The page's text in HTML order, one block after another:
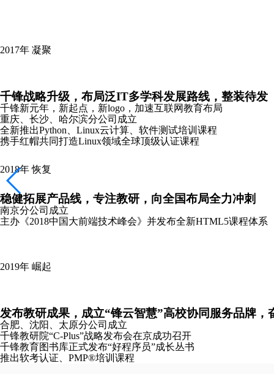
2017年 凝聚
千锋战略升级，布局泛IT多学科发展路线，整装待发
千锋新元年，新起点，新logo，加速互联网教育布局
重庆、长沙、哈尔滨分公司成立
全新推出Python、Linux云计算、软件测试培训课程
携手红帽共同打造Linux领域全球顶级认证课程
2018年恢复
稳健拓展产品线，专注教研，向全国布局全力冲刺
南京分公司成立
主办《2018中国大前端技术峰会》并发布全新HTML5课程体系
2019年 崛起
发布教研成果，成立“锋云智慧”高校协同服务品牌，
合肥、沈阳、太原分公司成立
千锋教研院“C-Plus”战略发布会在京成功召开
千锋教育图书库正式发布“好程序员”成长丛书
推出软考认证、PMP®培训课程